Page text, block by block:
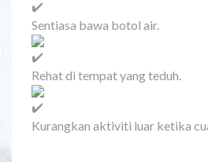
Sentiasa bawa botol air.
Rehat di tempat yang teduh.
Kurangkan aktiviti luar ketika